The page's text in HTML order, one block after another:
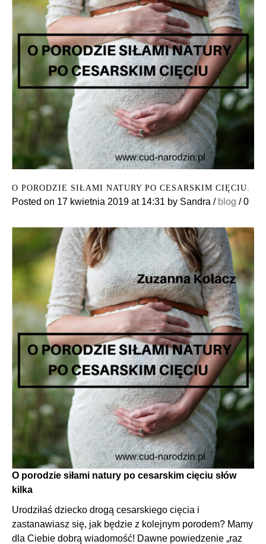
O PORODZIE SIŁAMI NATURY PO CESARSKIM CIĘCIU.
Posted on 17 kwietnia 2019 at 14:31 by Sandra / blog /0
O porodzie siłami natury po cesarskim cięciu słów
kilka
Urodziłaś dziecko drogą cesarskiego cięcia i
zastanawiasz się, jak będzie z kolejnym porodem? Mamy
dla Ciebie dobrą wiadomość! Dawne powiedzenie „raz